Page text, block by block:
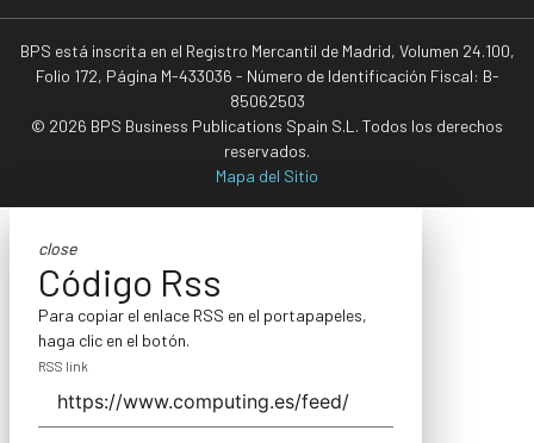
BPS está inscrita en el Registro Mercantil de Madrid, Volumen 24.100,
Folio 172, Página M-433036 - Número de Identificación Fiscal: B-
85062503
© 2026 BPS Business Publications Spain S.L. Todos los derechos
reservados.
Mapa del Sitio
close
Código Rss
Para copiar el enlace RSS en el portapapeles,
haga clic en el botón.
RSS link